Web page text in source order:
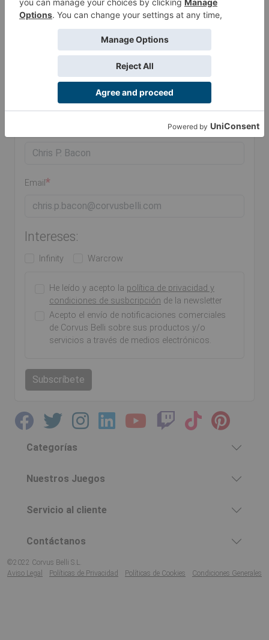
Mantente al tanto de nuestras
novedades y ofertas
Email
Intereses:
Infinity Warcrow
He leído y acepto la política de privacidad y
condiciones de susbcripción de la newsletter
Acepto el envío de notificaciones comerciales
de Corvus Belli sobre sus productos y/o
servicios a través de medios electrónicos.
Subscríbete
Categorías
Nuestros Juegos
Servicio al cliente
Contáctanos
©2022 Corvus Belli S.L.
Aviso Legal
Políticas de Privacidad Políticas de Cookies Condiciones Generales